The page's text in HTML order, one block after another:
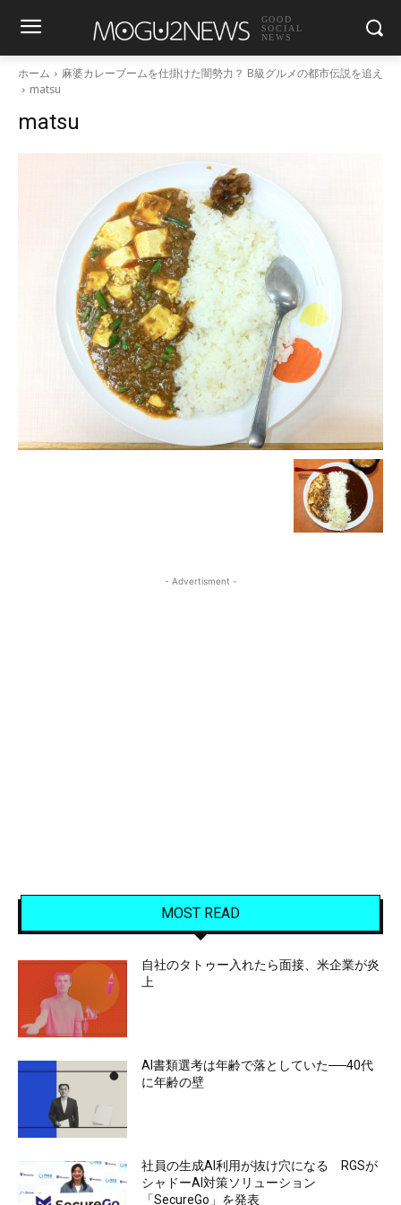
GOOD
SOCIAL
NEWS
ホーム
麻婆カレーブームを仕掛けた闇勢力？ B級グルメの都市伝説を追え
matsu
matsu
- Advertisment -
MOST READ
自社のタトゥー入れたら面接、米企業が炎
上
AI書類選考は年齢で落としていた──40代
に年齢の壁
社員の生成AI利用が抜け穴になる RGSが
シャドーAI対策ソリューション
「SecureGo」を発表